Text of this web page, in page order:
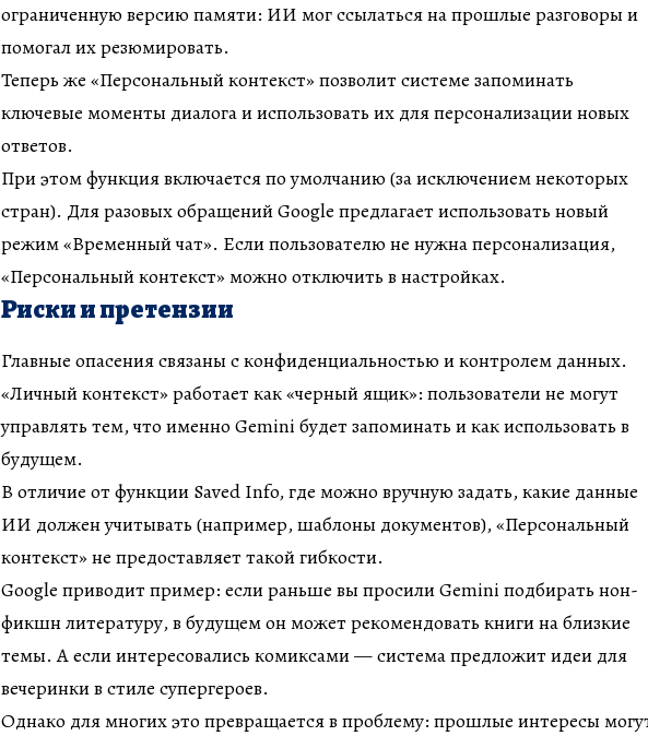
ограниченную версию памяти: ИИ мог ссылаться на прошлые разговоры и
помогал их резюмировать.
Теперь же «Персональный контекст» позволит системе запоминать
ключевые моменты диалога и использовать их для персонализации новых
ответов.
При этом функция включается по умолчанию (за исключением некоторых
стран). Для разовых обращений Google предлагает использовать новый
режим «Временный чат». Если пользователю не нужна персонализация,
«Персональный контекст» можно отключить в настройках.
Риски и претензии
Главные опасения связаны с конфиденциальностью и контролем данных.
«Личный контекст» работает как «черный ящик»: пользователи не могут
управлять тем, что именно Gemini будет запоминать и как использовать в
будущем.
В отличие от функции Saved Info, где можно вручную задать, какие данные
ИИ должен учитывать (например, шаблоны документов), «Персональный
контекст» не предоставляет такой гибкости.
Google приводит пример: если раньше вы просили Gemini подбирать нон-
фикшн литературу, в будущем он может рекомендовать книги на близкие
темы. А если интересовались комиксами — система предложит идеи для
вечеринки в стиле супергероев.
Однако для многих это превращается в проблему: прошлые интересы